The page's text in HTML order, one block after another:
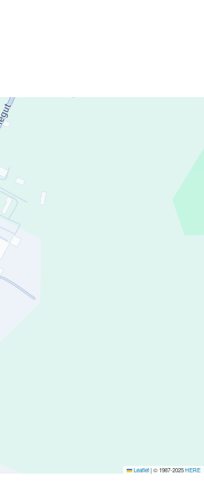
Leaflet|© 1987-2025HERE